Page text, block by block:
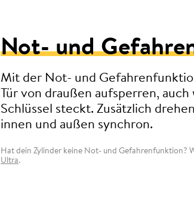
Not- und
Mit der Not- und
Tür von draußen aufsperren,
Schlüssel steckt. Zusätzlich
innen und außen synchron.
Hat dein Zylinder keine Not- und Gefahrenfunktion?
Ultra.